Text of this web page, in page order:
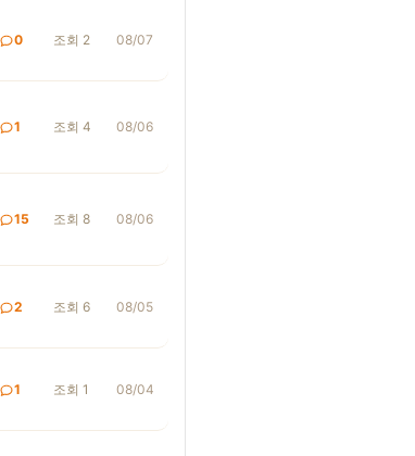
0 조회 2 08/07
1 조회 4 08/06
15 조회 8 08/06
2 조회 6 08/05
1 조회 1 08/04